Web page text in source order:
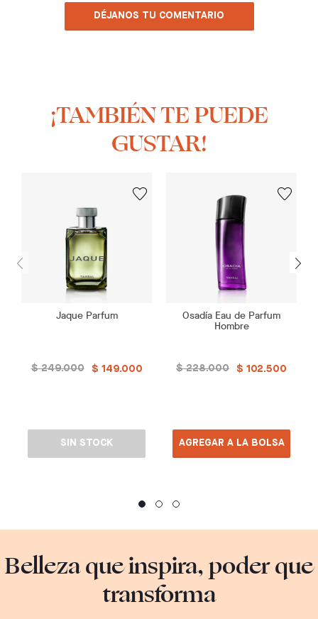
DÉJANOS TU COMENTARIO
¡TAMBIÉN TE PUEDE
GUSTAR!
Jaque Parfum
$ 249.000 $ 149.000
SIN STOCK
Osadía Eau de Parfum
Hombre
$ 228.000 $ 102.500
AGREGAR A LA BOLSA
Belleza que inspira, poder que
transforma